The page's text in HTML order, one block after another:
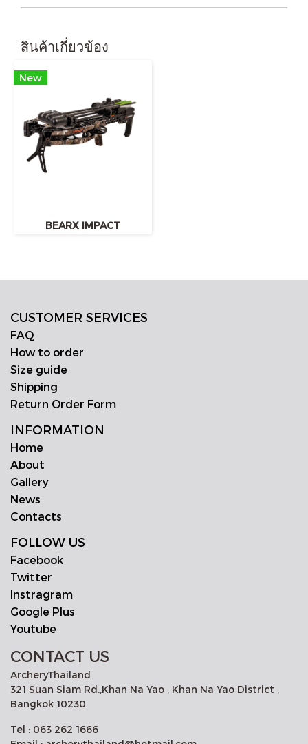
สินค้าเกี่ยวข้อง
New
BEARX IMPACT
CUSTOMER SERVICES
FAQ
How to order
Size guide
Shipping
Return Order Form
INFORMATION
Home
About
Gallery
News
Contacts
FOLLOW US
Facebook
Twitter
Instragram
Google Plus
Youtube
CONTACT US
ArcheryThailand
321 Suan Siam Rd.,Khan Na Yao , Khan Na Yao District ,
Bangkok 10230
Tel : 063 262 1666